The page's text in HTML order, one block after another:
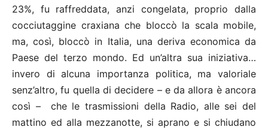
23%, fu raffreddata, anzi congelata, proprio dalla
cocciutaggine craxiana che bloccò la scala mobile,
ma, così, bloccò in Italia, una deriva economica da
Paese del terzo mondo. Ed un’altra sua iniziativa…
invero di alcuna importanza politica, ma valoriale
senz’altro, fu quella di decidere – e da allora è ancora
così – che le trasmissioni della Radio, alle sei del
mattino ed alla mezzanotte, si aprano e si chiudano